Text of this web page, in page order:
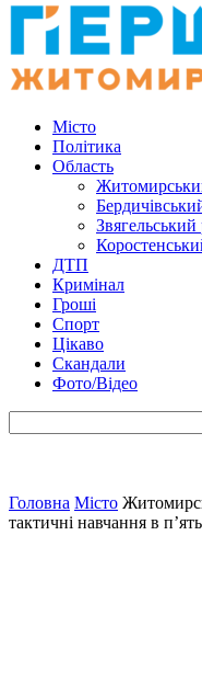
Місто
Політика
Область
Звягельський
ДТП
Кримінал
Гроші
Спорт
Цікаво
Скандали
Фото/Відео
Головна Місто
тактичні навчання в